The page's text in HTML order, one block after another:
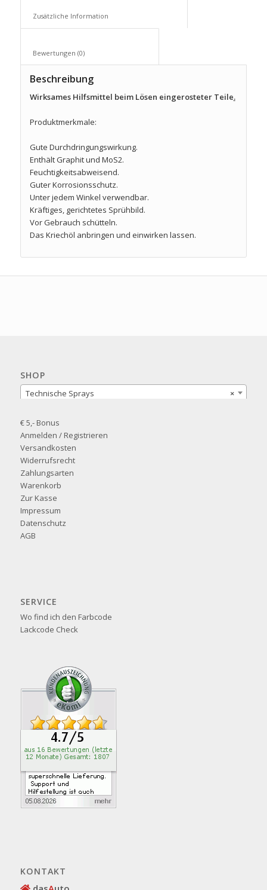
Bewertungen (0)
Beschreibung
Wirksames Hilfsmittel beim Lösen eingerosteter Teile.
Produktmerkmale:
Gute Durchdringungswirkung.
Enthält Graphit und MoS2.
Feuchtigkeitsabweisend.
Guter Korrosionsschutz.
Unter jedem Winkel verwendbar.
Kräftiges, gerichtetes Sprühbild.
Vor Gebrauch schütteln.
Das Kriechöl anbringen und einwirken lassen.
SHOP
×
Technische Sprays
€ 5,- Bonus
Anmelden / Registrieren
Versandkosten
Widerrufsrecht
Zahlungsarten
Warenkorb
Zur Kasse
Impressum
Datenschutz
AGB
SERVICE
Wo find ich den Farbcode
Lackcode Check
KONTAKT